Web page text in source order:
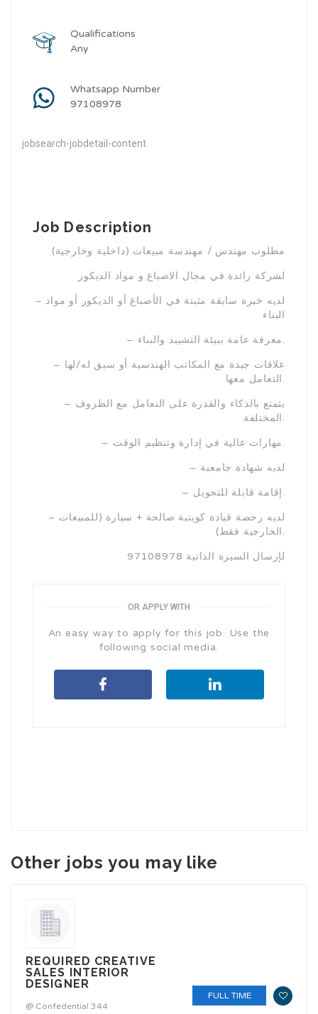
Qualifications
Any
Whatsapp Number
97108978
jobsearch-jobdetail-content
Job Description
مطلوب مهندس / مهندسة مبيعات (داخلية وخارجية)
لشركة رائدة في مجال الاصباغ و مواد الديكور
– لديه خبرة سابقة مثبتة في الأصباغ أو الديكور أو مواد
البناء
– معرفة عامة ببيئة التشييد والبناء.
– علاقات جيدة مع المكاتب الهندسية أو سبق له/لها
التعامل معها.
– يتمتع بالذكاء والقدرة على التعامل مع الظروف
المختلفة.
– مهارات عالية في إدارة وتنظيم الوقت.
– لديه شهادة جامعية
– إقامة قابلة للتحويل.
– لديه رخصة قيادة كويتية صالحة + سيارة (للمبيعات
الخارجية فقط).
لإرسال السيرة الذاتية 97108978
OR APPLY WITH
An easy way to apply for this job. Use the
following social media.
Other jobs you may like
REQUIRED CREATIVE
SALES INTERIOR
DESIGNER
@ Confedential 344
FULL TIME